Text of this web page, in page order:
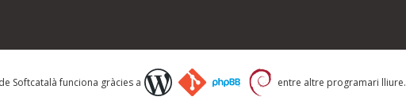
Softcatalà funciona gràcies a entre altre programari lliure.